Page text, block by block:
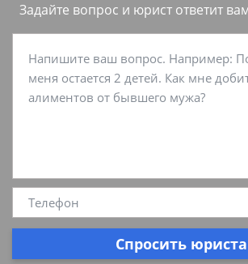
Задайте вопрос и юрист ответит
Спросить юриста